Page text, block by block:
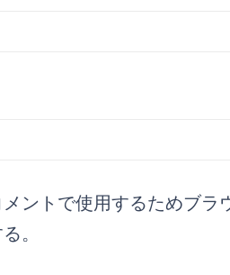
ントで使用するためブラ
。